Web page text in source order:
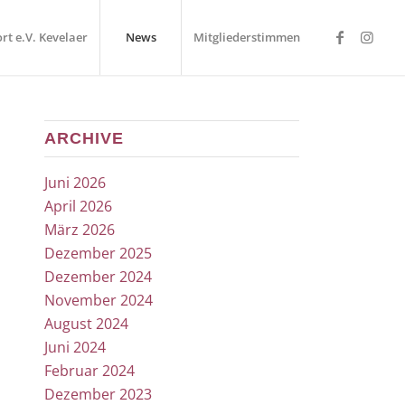
e.V. Kevelaer News Mitgliederstimmen
ARCHIVE
Juni 2026
April 2026
März 2026
Dezember 2025
Dezember 2024
November 2024
August 2024
Juni 2024
Februar 2024
Dezember 2023